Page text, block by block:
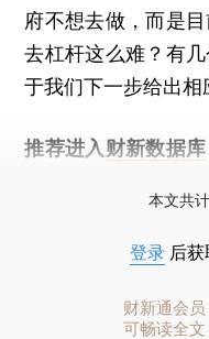
府不想去做，而是
去杠杆这么难？有
于我们下一步给出相
推荐进入 财新数据库
本文共
登录 后
财新通会员
可畅读全文